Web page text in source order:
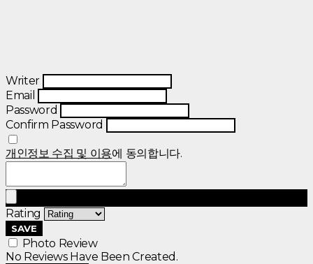
Writer
Email
Password
Confirm Password
개인정보 수집 및 이용에 동의합니다.
Rating
SAVE
Photo Review
No Reviews Have Been Created.